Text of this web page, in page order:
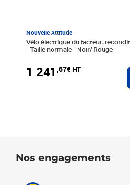
Nouvelle Attitude
Vélo électrique du facteur,
- Taille normale - Noir/ Rouge
1 241 ,67€ HT
Nos engagements